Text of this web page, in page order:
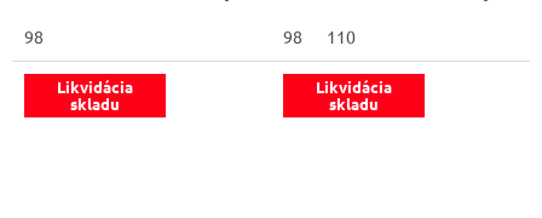
98 98 110
Likvidácia
skladu
Likvidácia
skladu